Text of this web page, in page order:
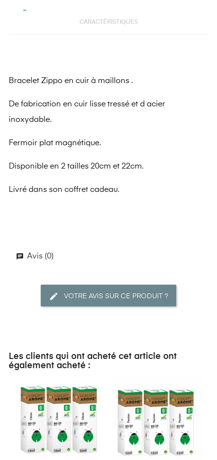
CARACTÉRISTIQUES
Bracelet Zippo en cuir à maillons .
De fabrication en cuir lisse tressé et d acier
inoxydable.
Fermoir plat magnétique.
Disponible en 2 tailles 20cm et 22cm.
Livré dans son coffret cadeau.
Avis (0)
VOTRE AVIS SUR CE PRODUIT ?
Les clients qui ont acheté cet article ont
également acheté :